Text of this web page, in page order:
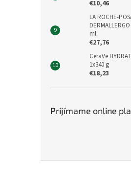
€10,46
LA ROCHE-
ml
€27,76
CeraVe
1x340 g
€18,23
Prijímame online